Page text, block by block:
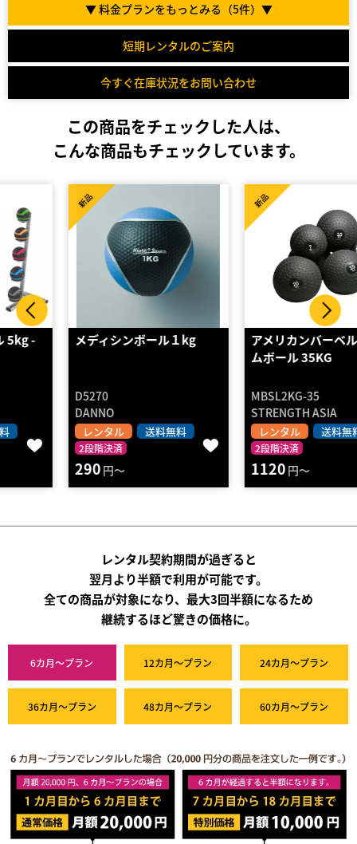
▼ 料金プランをもっとみる（5件）▼
短期レンタルのご案内
今すぐ在庫状況をお問い合わせ
この商品をチェックした人は、
こんな商品もチェックしています。
メディシンボール１kg
送料無料
2段階決済
アメリカンバーベル・スラ
ムボール 35KG
MBSL2KG-35
STRENGTH ASIA
送料無料
2段階決済
円～
レンタル契約期間が過ぎると
翌月より半額で利用が可能です。
全ての商品が対象になり、最大3回半額になるため
継続するほど驚きの価格に。
6カ月～プラン 12カ月～プラン 24カ月～プラン
36カ月～プラン 48カ月～プラン 60カ月～プラン